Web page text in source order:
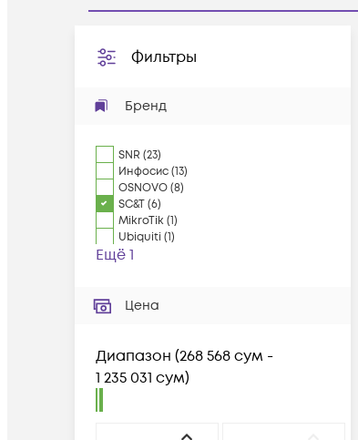
Фильтры
Бренд
SNR (23)
Инфосис(13)
OSNOVO(8)
SC&T(6)
MikroTik(1)
Ubiquiti (1)
Ещё 1
Цена
Диапазон (268 568 сум -
1 235 031 сум)